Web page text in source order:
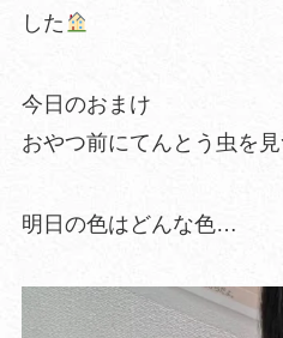
した
今日のおまけ
おやつ前にてんとう虫を
明日の色はどんな色…